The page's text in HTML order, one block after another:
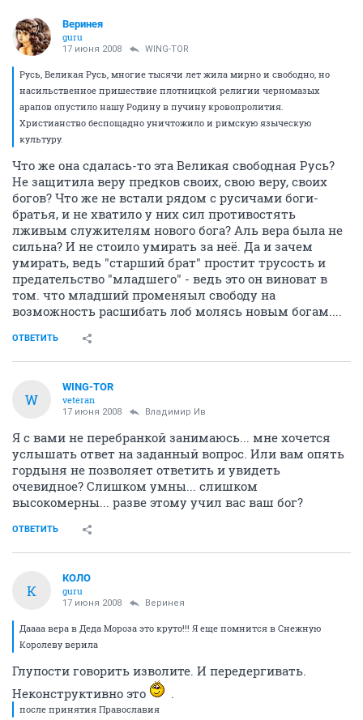
Веринея
guru
17 июня 2008 WING-TOR
Русь, Великая Русь, многие тысячи лет жила мирно и свободно, но
насильственное пришествие плотницкой религии черномазых
арапов опустило нашу Родину в пучину кровопролития.
Христианство беспощадно уничтожило и римскую языческую
культуру.
Что же она сдалась-то эта Великая свободная Русь?
Не защитила веру предков своих, свою веру, своих
богов? Что же не встали рядом с русичами боги-
братья, и не хватило у них сил противостять
лживым служителям нового бога? Аль вера была не
сильна? И не стоило умирать за неё. Да и зачем
умирать, ведь "старший брат" простит трусость и
предательство "младшего" - ведь это он виноват в
том. что младший променяыл свободу на
возможность расшибать лоб молясь новым богам....
ОТВЕТИТЬ
W
WING-TOR
veteran
17 июня 2008 Владимир Ив
Я с вами не перебранкой занимаюсь... мне хочется
услышать ответ на заданный вопрос. Или вам опять
гордыня не позволяет ответить и увидеть
очевидное? Слишком умны... слишком
высокомерны... разве этому учил вас ваш бог?
ОТВЕТИТЬ
К
КОЛО
guru
17 июня 2008 Веринея
Даааа вера в Деда Мороза это круто!!! Я еще помнится в Снежную
Королеву верила
Глупости говорить изволите. И передергивать.
Неконструктивно это
.
после принятия Православия